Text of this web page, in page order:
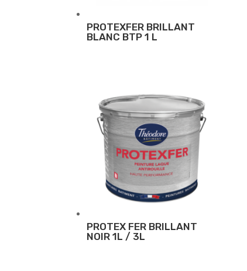
PROTEXFER BRILLANT
BLANC BTP 1 L
PROTEX FER BRILLANT
NOIR 1L / 3L